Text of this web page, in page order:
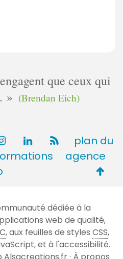
que ceux qui
(Brendan Eich)
plan du
agence
de
page
dédiée à la
web de qualité,
, aux feuilles de styles CSS,
et à l'accessibilité.